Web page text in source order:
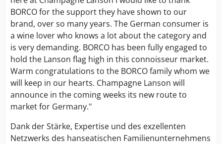
BORCO for the support they have shown to our
brand, over so many years. The German consumer is
a wine lover who knows a lot about the category and
is very demanding. BORCO has been fully engaged to
hold the Lanson flag high in this connoisseur market.
Warm congratulations to the BORCO family whom we
will keep in our hearts. Champagne Lanson will
announce in the coming weeks its new route to
market for Germany."
Dank der Stärke, Expertise und des exzellenten
Netzwerks des hanseatischen Familienunternehmens